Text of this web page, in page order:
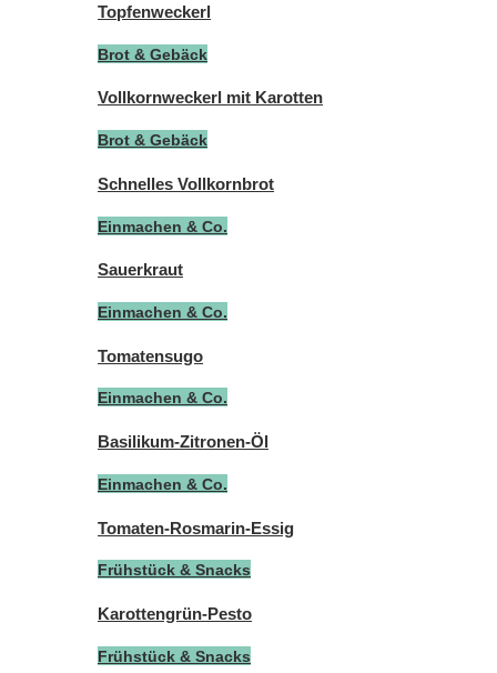
Topfenweckerl
Brot & Gebäck
Vollkornweckerl mit Karotten
Brot & Gebäck
Schnelles Vollkornbrot
Einmachen & Co.
Sauerkraut
Einmachen & Co.
Tomatensugo
Einmachen & Co.
Basilikum-Zitronen-Öl
Einmachen & Co.
Tomaten-Rosmarin-Essig
Frühstück & Snacks
Karottengrün-Pesto
Frühstück & Snacks